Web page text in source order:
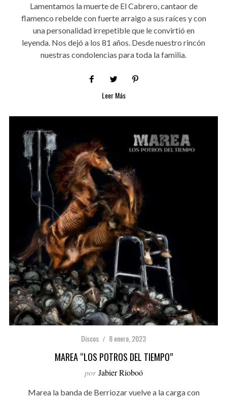
Lamentamos la muerte de El Cabrero, cantaor de
flamenco rebelde con fuerte arraigo a sus raíces y con
una personalidad irrepetible que le convirtió en
leyenda. Nos dejó a los 81 años. Desde nuestro rincón
nuestras condolencias para toda la familia.
Leer Más
Discos 8 enero, 2023
MAREA “LOS POTROS DEL TIEMPO”
por Jabier Rioboó
Marea la banda de Berriozar vuelve a la carga con